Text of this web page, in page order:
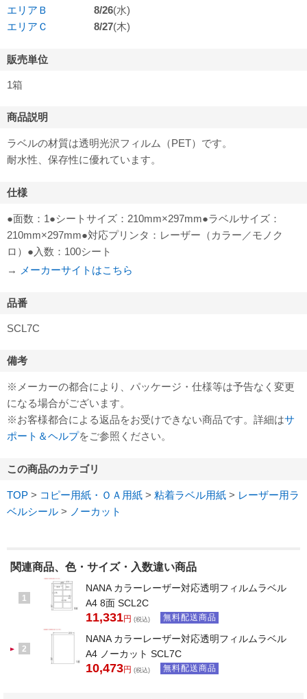
エリアＢ
8/26(水)
エリアＣ
8/27(木)
販売単位
1箱
商品説明
ラベルの材質は透明光沢フィルム（PET）です。
耐水性、保存性に優れています。
仕様
●面数：1●シートサイズ：210mm×297mm●ラベルサイズ：
210mm×297mm●対応プリンタ：レーザー（カラー／モノク
ロ）●入数：100シート
→
メーカーサイトはこちら
品番
SCL7C
備考
※メーカーの都合により、パッケージ・仕様等は予告なく変更
になる場合がございます。
※お客様都合による返品をお受けできない商品です。詳細はサ
ポート＆ヘルプをご参照ください。
この商品のカテゴリ
TOP > コピー用紙・ＯＡ用紙 > 粘着ラベル用紙 > レーザー用ラ
ベルシール > ノーカット
関連商品、色・サイズ・入数違い商品
1
NANA カラーレーザー対応透明フィルムラベル
A4 8面 SCL2C
11,331円 (税込) 無料配送商品
2
NANA カラーレーザー対応透明フィルムラベル
A4 ノーカット SCL7C
10,473円 (税込) 無料配送商品